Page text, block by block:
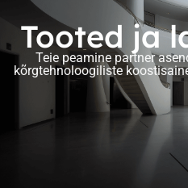
Tooted ja
Teie peamine partner
kõrgtehnoloogiliste